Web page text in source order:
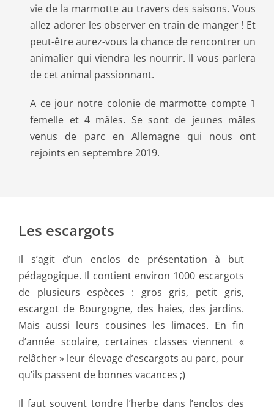
vie de la marmotte au travers des saisons. Vous
allez adorer les observer en train de manger ! Et
peut-être aurez-vous la chance de rencontrer un
animalier qui viendra les nourrir. Il vous parlera
de cet animal passionnant.
A ce jour notre colonie de marmotte compte 1
femelle et 4 mâles. Se sont de jeunes mâles
venus de parc en Allemagne qui nous ont
rejoints en septembre 2019.
Les escargots
Il s’agit d’un enclos de présentation à but
pédagogique. Il contient environ 1000 escargots
de plusieurs espèces : gros gris, petit gris,
escargot de Bourgogne, des haies, des jardins.
Mais aussi leurs cousines les limaces. En fin
d’année scolaire, certaines classes viennent «
relâcher » leur élevage d’escargots au parc, pour
qu’ils passent de bonnes vacances ;)
Il faut souvent tondre l’herbe dans l’enclos des